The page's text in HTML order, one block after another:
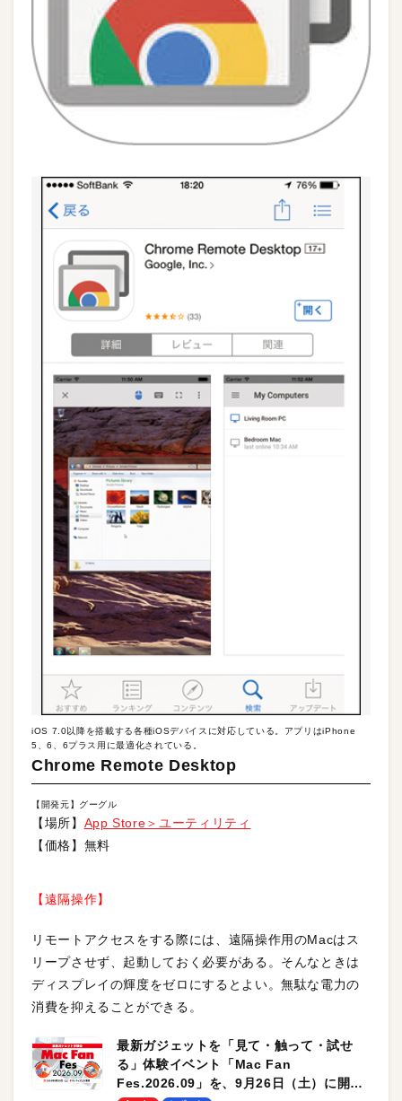
iOS 7.0以降を搭載する各種iOSデバイスに対応している。アプリはiPhone
5、6、6プラス用に最適化されている。
Chrome Remote Desktop
【開発元】グーグル
【場所】 App Store＞ユーティリティ
【価格】無料
【遠隔操作】
リモートアクセスをする際には、遠隔操作用のMacはス
リープさせず、起動しておく必要がある。そんなときは
ディスプレイの輝度をゼロにするとよい。無駄な電力の
消費を抑えることができる。
最新ガジェットを「見て・触って・試せ
る」体験イベント「Mac Fan
Fes.2026.09」を、9月26日（土）に開催